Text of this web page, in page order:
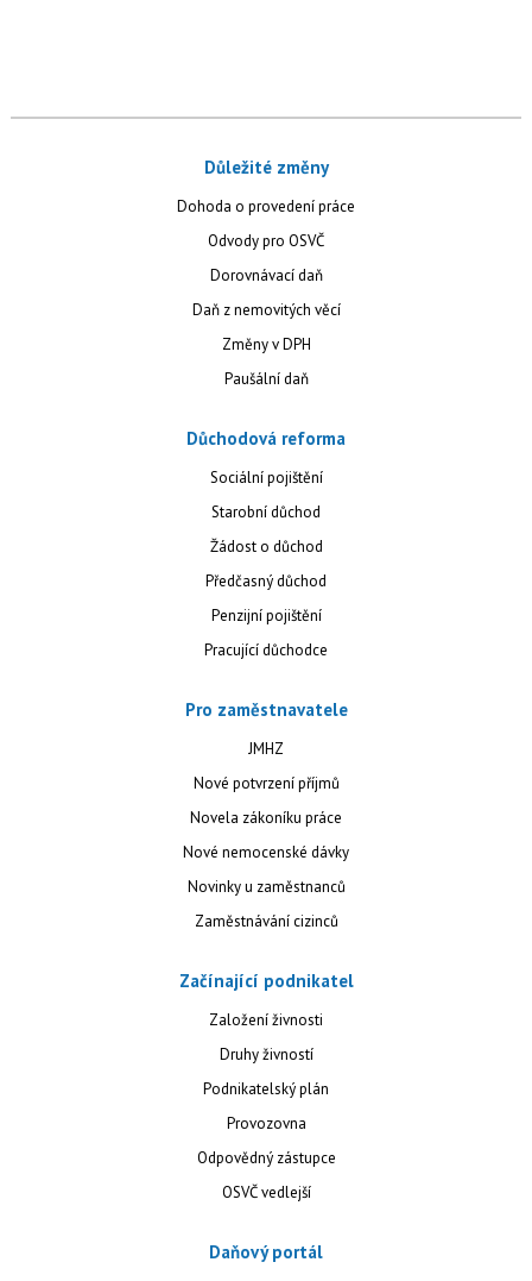
Důležité změny
Dohoda o provedení práce
Odvody pro OSVČ
Dorovnávací daň
Daň z nemovitých věcí
Změny v DPH
Paušální daň
Důchodová reforma
Sociální pojištění
Starobní důchod
Žádost o důchod
Předčasný důchod
Penzijní pojištění
Pracující důchodce
Pro zaměstnavatele
JMHZ
Nové potvrzení příjmů
Novela zákoníku práce
Nové nemocenské dávky
Novinky u zaměstnanců
Zaměstnávání cizinců
Začínající podnikatel
Založení živnosti
Druhy živností
Podnikatelský plán
Provozovna
Odpovědný zástupce
OSVČ vedlejší
Daňový portál